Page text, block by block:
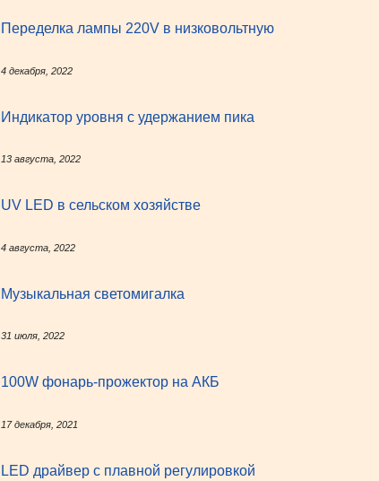
Переделка лампы 220V в низковольтную
4 декабря, 2022
Индикатор уровня с удержанием пика
13 августа, 2022
UV LED в сельском хозяйстве
4 августа, 2022
Музыкальная светомигалка
31 июля, 2022
100W фонарь-прожектор на АКБ
17 декабря, 2021
LED драйвер с плавной регулировкой